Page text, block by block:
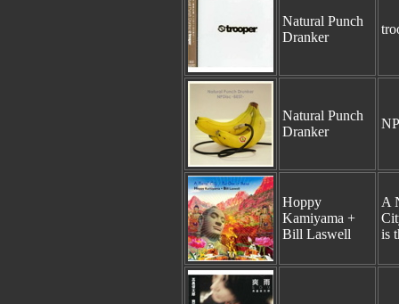
Natural Punch
Dranker
Natural Punch
Dranker
Hoppy
Kamiyama +
Bill Laswell
A
is